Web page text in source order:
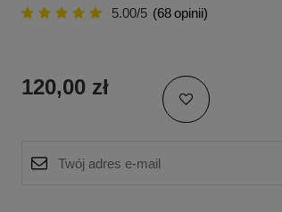
5.00/5 (68opinii)
120,00 zł